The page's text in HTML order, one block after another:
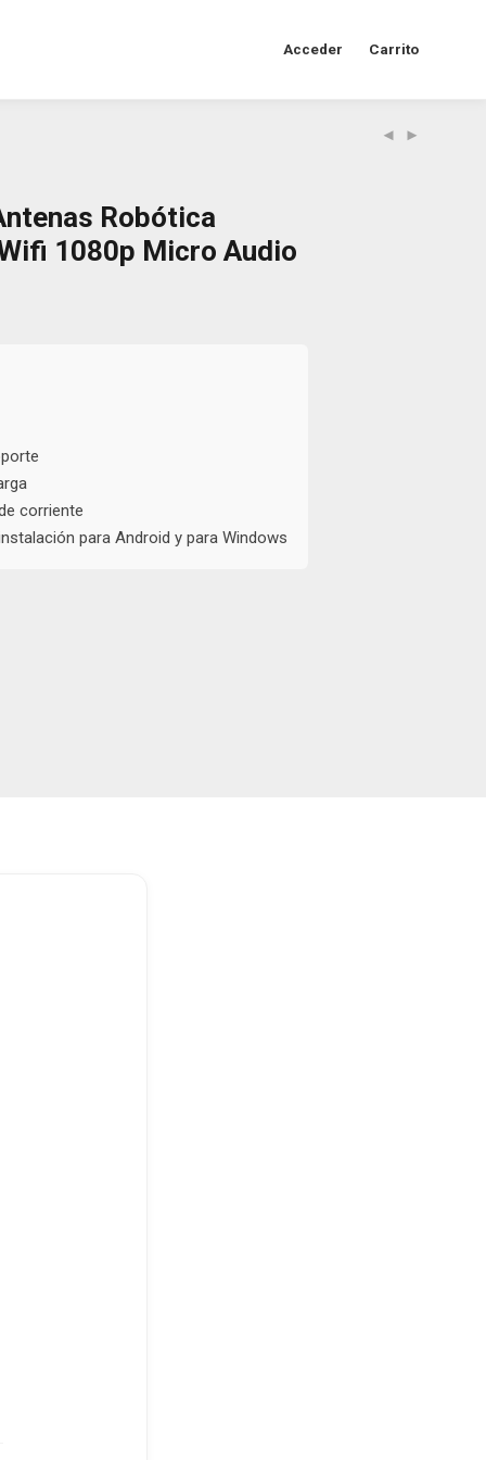
Acceder Carrito
Robótica
1080p Micro Audio
corriente
para Android y para Windows